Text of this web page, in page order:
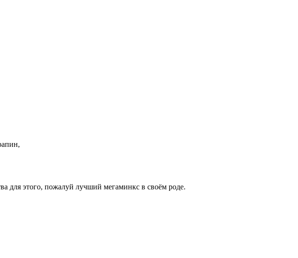
для этого, пожалуй лучший мегаминкс в своём роде.